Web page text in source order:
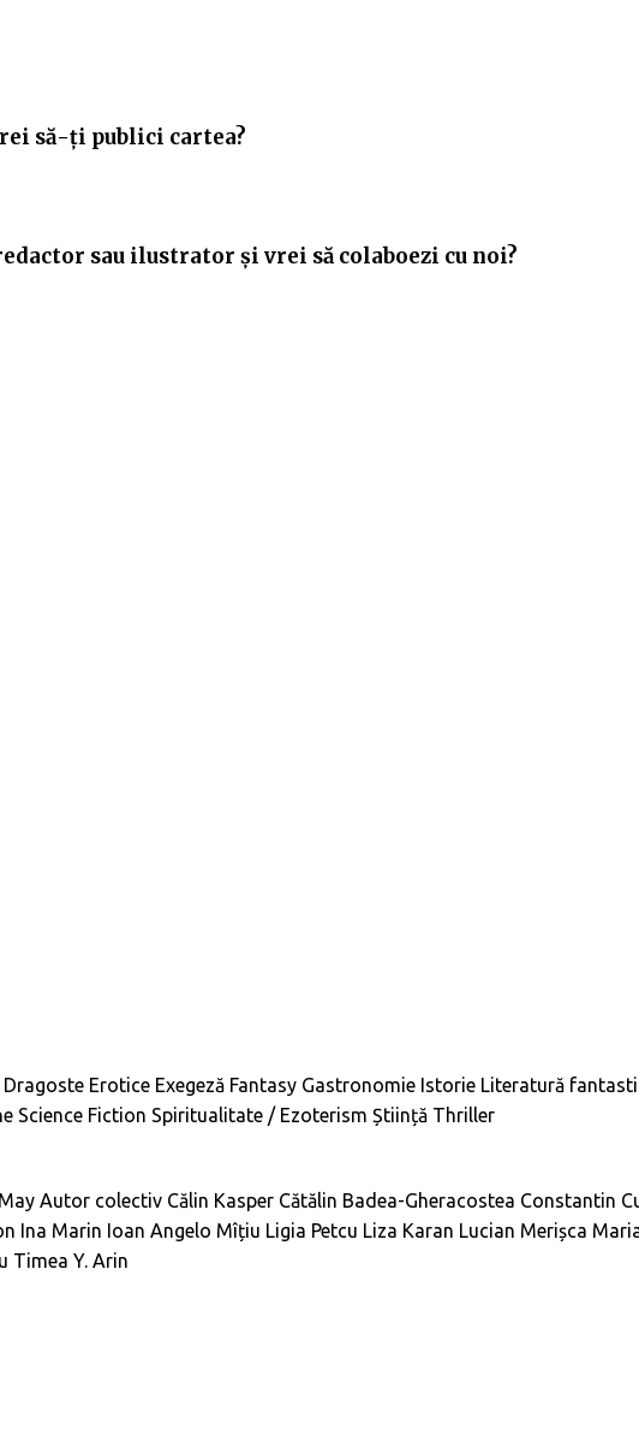
să-ți publici cartea?
sau ilustrator și vrei să colaboezi cu noi?
Dragoste Erotice Exegeză Fantasy Gastronomie Istorie Literatură
Science Fiction Spiritualitate / Ezoterism Știință Thriller
Autor colectiv Călin Kasper Cătălin Badea-Gheracostea Constantin
Ina Marin Ioan Angelo Mîțiu Ligia Petcu Liza Karan Lucian Merișca
Timea Y. Arin